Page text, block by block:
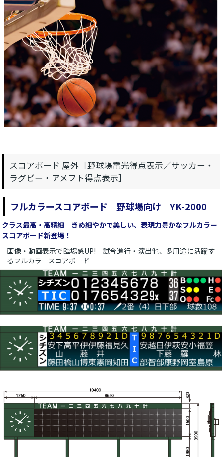
スコアボード 屋外［野球場電光得点表示／サッカー・
ラグビー・アメフト得点表示］
フルカラースコアボード 野球場向け YK-2000
クラス最高・高精細 きめ細やかで美しい、表現力豊かなフルカラー
スコアボード新登場！
画像・動画表示で臨場感UP! 試合進行・演出他、多用途に活躍す
るフルカラースコアボード